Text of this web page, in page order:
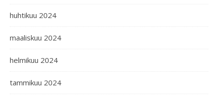
huhtikuu 2024
maaliskuu 2024
helmikuu 2024
tammikuu 2024